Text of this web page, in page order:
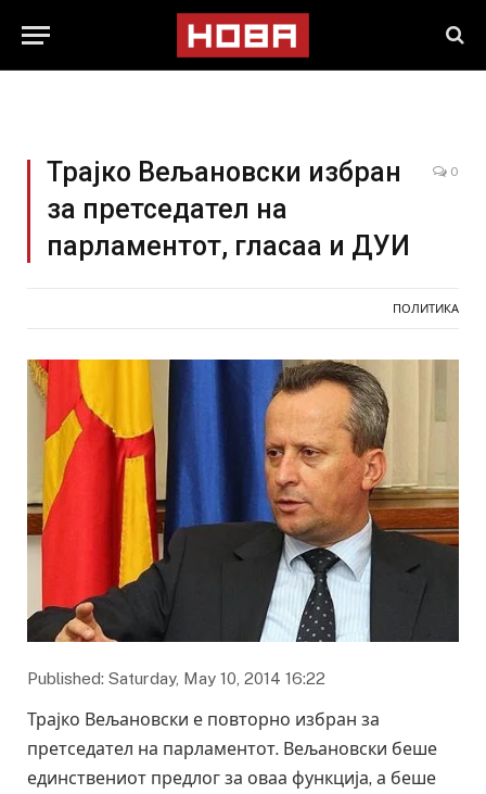
Трајко Вељановски избран
за претседател на
парламентот, гласаа и ДУИ
0
ПОЛИТИКА
Published: Saturday, May 10, 2014 16:22
Трајко Вељановски е повторно избран за
претседател на парламентот. Вељановски беше
единствениот предлог за оваа функција, а беше